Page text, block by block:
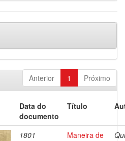
Anterior 1 Próximo
Data do
documento
Título
1801
Maneira de